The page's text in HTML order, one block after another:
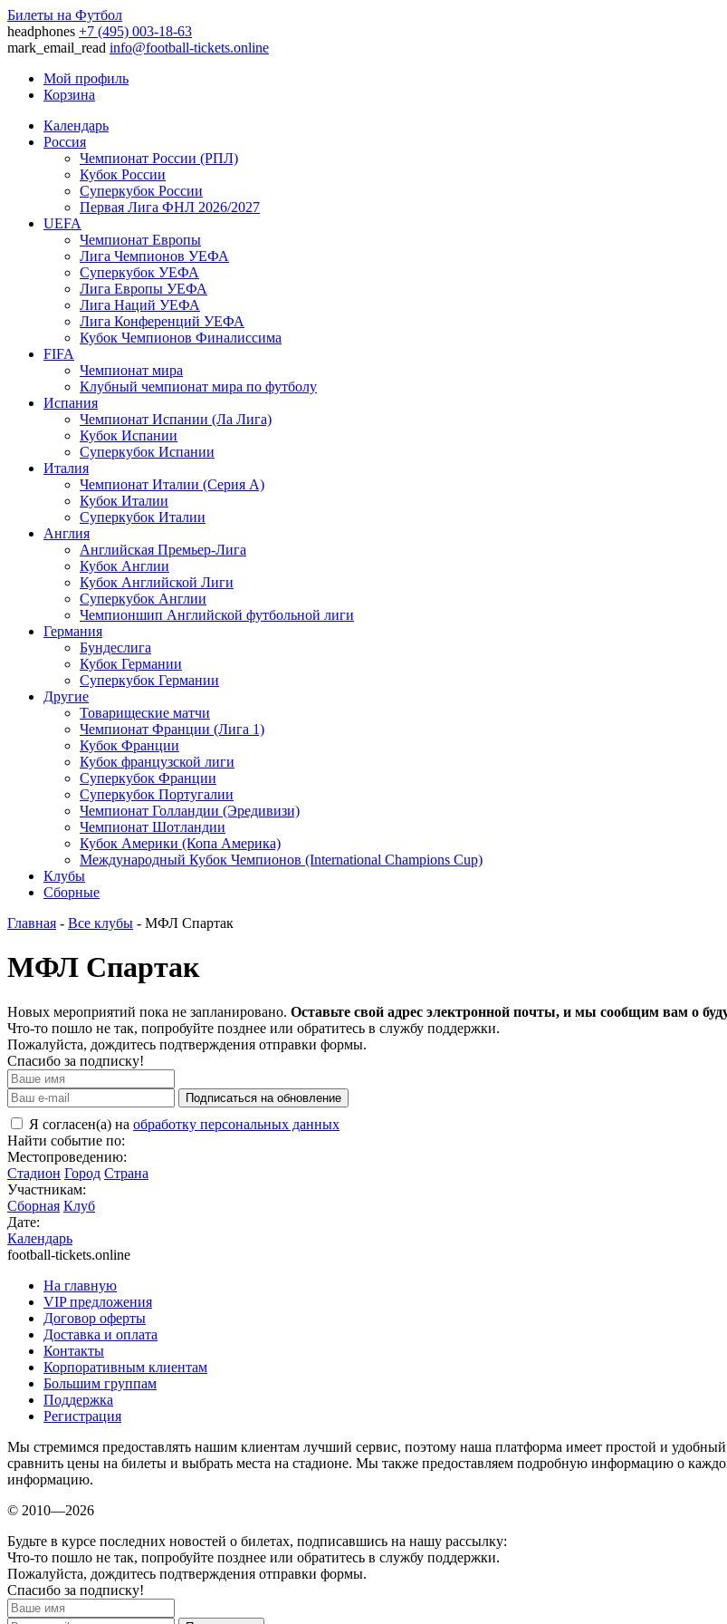
Билеты на Футбол
headphones +7 (495) 003-18-63
mark_email_read info@football-tickets.online
Мой профиль
Корзина
Календарь
Россия
Чемпионат России (РПЛ)
Кубок России
Суперкубок России
Первая Лига ФНЛ 2026/2027
UEFA
Чемпионат Европы
Лига Чемпионов УЕФА
Суперкубок УЕФА
Лига Европы УЕФА
Лига Наций УЕФА
Лига Конференций УЕФА
Кубок Чемпионов Финалиссима
FIFA
Чемпионат мира
Клубный чемпионат мира по футболу
Испания
Чемпионат Испании (Ла Лига)
Кубок Испании
Суперкубок Испании
Италия
Чемпионат Италии (Серия А)
Кубок Италии
Суперкубок Италии
Англия
Английская Премьер-Лига
Кубок Англии
Кубок Английской Лиги
Суперкубок Англии
Чемпионшип Английской футбольной лиги
Германия
Бундеслига
Кубок Германии
Суперкубок Германии
Другие
Товарищеские матчи
Чемпионат Франции (Лига 1)
Кубок Франции
Кубок французской лиги
Суперкубок Франции
Суперкубок Португалии
Чемпионат Голландии (Эредивизи)
Чемпионат Шотландии
Кубок Америки (Копа Америка)
Международный Кубок Чемпионов (International Champions Cup)
Клубы
Сборные
Главная - Все клубы - МФЛ Спартак
МФЛ Спартак
Новых мероприятий пока не запланировано. Оставьте свой адрес электронной почты, и мы сообщим вам о
Что-то пошло не так, попробуйте позднее или обратитесь в службу поддержки.
Пожалуйста, дождитесь подтверждения отправки формы.
Спасибо за подписку!
Подписаться на обновление
Я согласен(а) на обработку персональных данных
Найти событие по:
Местопроведению:
Стадион Город Страна
Участникам:
Сборная Клуб
Дате:
Календарь
football-tickets.online
На главную
VIP предложения
Договор оферты
Доставка и оплата
Контакты
Корпоративным клиентам
Большим группам
Поддержка
Регистрация
Мы стремимся предоставлять нашим клиентам лучший сервис, поэтому наша платформа имеет простой и
сравнить цены на билеты и выбрать места на стадионе. Мы также предоставляем подробную информацию о
информацию.
© 2010—2026
Будьте в курсе последних новостей о билетах, подписавшись на нашу рассылку:
Что-то пошло не так, попробуйте позднее или обратитесь в службу поддержки.
Пожалуйста, дождитесь подтверждения отправки формы.
Спасибо за подписку!